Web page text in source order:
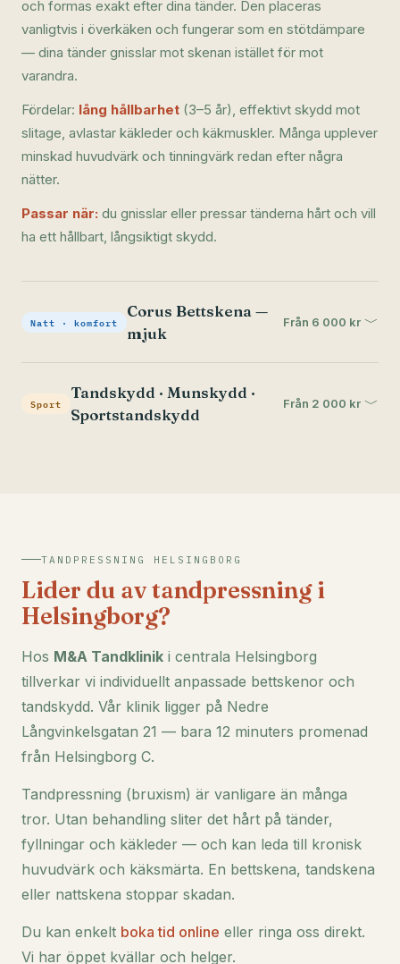
och formas exakt efter dina tänder. Den placeras
vanligtvis i överkäken och fungerar som en stötdämpare
— dina tänder gnisslar mot skenan istället för mot
varandra.
Fördelar: lång hållbarhet (3–5 år), effektivt skydd mot
slitage, avlastar käkleder och käkmuskler. Många upplever
minskad huvudvärk och tinningvärk redan efter några
nätter.
Passar när: du gnisslar eller pressar tänderna hårt och vill
ha ett hållbart, långsiktigt skydd.
Natt · komfort
Corus Bettskena —
mjuk
Från 6 000 kr ﹀
Sport
Tandskydd · Munskydd ·
Sportstandskydd
Från 2 000 kr ﹀
TANDPRESSNING HELSINGBORG
Lider du av tandpressning i
Helsingborg?
Hos M&A Tandklinik i centrala Helsingborg
tillverkar vi individuellt anpassade bettskenor och
tandskydd. Vår klinik ligger på Nedre
Långvinkelsgatan 21 — bara 12 minuters promenad
från Helsingborg C.
Tandpressning (bruxism) är vanligare än många
tror. Utan behandling sliter det hårt på tänder,
fyllningar och käkleder — och kan leda till kronisk
huvudvärk och käksmärta. En bettskena, tandskena
eller nattskena stoppar skadan.
Du kan enkelt boka tid online eller ringa oss direkt.
Vi har öppet kvällar och helger.